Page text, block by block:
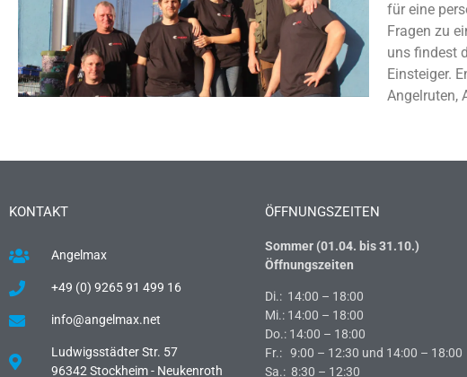
für eine
Fragen zu
uns findest
Einsteiger.
Angelruten,
KONTAKT
Angelmax
+49 (0) 9265 91 499 16
info@angelmax.net
Ludwigsstädter Str. 57
96342 Stockheim - Neukenroth
ÖFFNUNGSZEITEN
Sommer (01.04. bis 31.10.)
Öffnungszeiten
Di.: 14:00 – 18:00
Mi.: 14:00 – 18:00
Do.: 14:00 – 18:00
Fr.: 9:00 – 12:30 und 14:00 – 18:00
Sa.: 8:30 – 12:30